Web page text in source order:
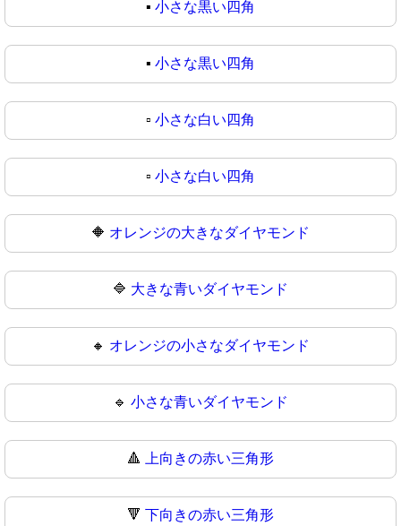
▪️ 小さな黒い四角
▪ 小さな黒い四角
▫️ 小さな白い四角
▫ 小さな白い四角
🔶 オレンジの大きなダイヤモンド
🔷 大きな青いダイヤモンド
🔸 オレンジの小さなダイヤモンド
🔹 小さな青いダイヤモンド
🔺 上向きの赤い三角形
🔻 下向きの赤い三角形